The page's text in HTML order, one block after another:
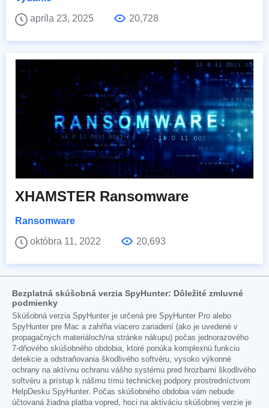
apríla 23, 2025
20,728
XHAMSTER Ransomware
Ransomware
októbra 11, 2022
20,693
Bezplatná skúšobná verzia SpyHunter: Dôležité zmluvné
podmienky
Skúšobná verzia SpyHunter je určená pre SpyHunter Pro alebo
SpyHunter pre Mac a zahŕňa viacero zariadení (ako je uvedené v
propagačných materiáloch/na stránke nákupu) počas jednorazového
7-dňového skúšobného obdobia, ktoré ponúka komplexnú funkciu
detekcie a odstraňovania škodlivého softvéru, vysoko výkonné
ochrany na aktívnu ochranu vášho systému pred hrozbami škodlivého
softvéru a prístup k nášmu tímu technickej podpory prostredníctvom
HelpDesku SpyHunter. Počas skúšobného obdobia vám nebude
účtovaná žiadna platba vopred, hoci na aktiváciu skúšobnej verzie je